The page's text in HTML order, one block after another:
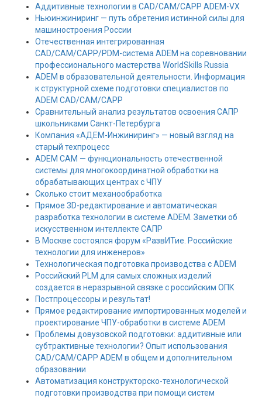
Аддитивные технологии в CAD/CAM/CAPP ADEM-VX
Ньюинжиниринг — путь обретения истинной силы для
машиностроения России
Отечественная интегрированная
CAD/CAM/CAPP/PDM-система ADEM на соревновании
профессионального мастерства WorldSkills Russia
ADEM в образовательной деятельности. Информация
к структурной схеме подготовки специалистов по
ADEM CAD/CAM/CAPP
Сравнительный анализ результатов освоения САПР
школьниками Санкт-Петербурга
Компания «АДЕМ-Инжиниринг» — новый взгляд на
старый техпроцесс
ADEM CAM — функциональность отечественной
системы для многокоординатной обработки на
обрабатывающих центрах с ЧПУ
Сколько стоит механообработка
Прямое 3D-редактирование и автоматическая
разработка технологии в системе ADEM. Заметки об
искусственном интеллекте САПР
В Москве состоялся форум «РазвИТие. Российские
технологии для инженеров»
Технологическая подготовка производства с ADEM
Российский PLM для самых сложных изделий
создается в неразрывной связке с российским ОПК
Постпроцессоры и результат!
Прямое редактирование импортированных моделей и
проектирование ЧПУ-обработки в системе ADEM
Проблемы довузовской подготовки: аддитивные или
субтрактивные технологии? Опыт использования
CAD/CAM/CAPP ADEM в общем и дополнительном
образовании
Автоматизация конструкторско-технологической
подготовки производства при помощи систем